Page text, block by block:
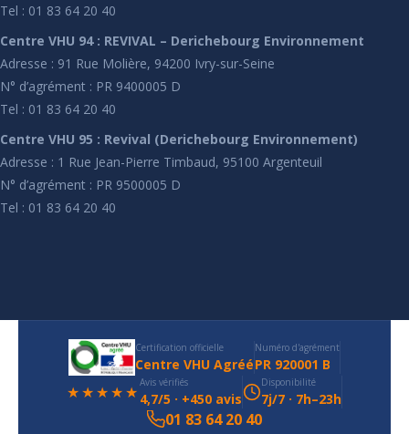
Tel : 01 83 64 20 40
Centre VHU 94 : REVIVAL – Derichebourg Environnement
Adresse : 91 Rue Molière, 94200 Ivry-sur-Seine
N° d’agrément : PR 9400005 D
Tel : 01 83 64 20 40
Centre VHU 95 : Revival (Derichebourg Environnement)
Adresse : 1 Rue Jean-Pierre Timbaud, 95100 Argenteuil
N° d’agrément : PR 9500005 D
Tel : 01 83 64 20 40
Certification officielle
Centre VHU Agréé
Numéro d'agrément
PR 920001 B
★★★★★ Avis vérifiés
4,7/5 · +450 avis
Disponibilité
7j/7 · 7h–23h
01 83 64 20 40